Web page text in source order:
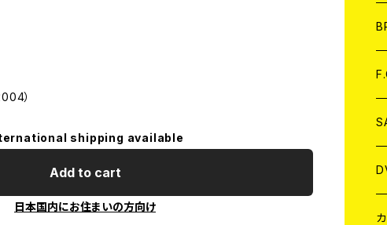
）
shipping available
Add to cart
日本国内にお住まいの方向け